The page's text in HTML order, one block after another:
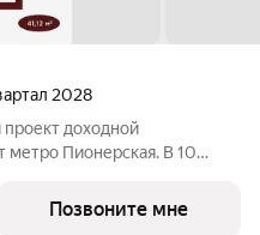
2028
доходной
метро Пионерская. В 10
от компактных студий до
Позвоните мне